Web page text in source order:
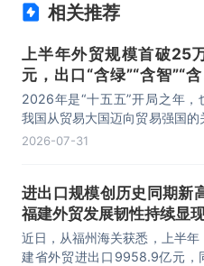
相关推荐
上半年外贸规模首破25
元，出口“含绿”“含智”“含
量稳步攀升
2026年是“十五五”开局之年，
我国从贸易大国迈向贸易强国的
时期。上半年，我国进出口规模
品为代表的高附加值产品出口占
著提升，成为外贸提质增效的核
擎，为加快建设贸易强国注入了
动力。
2026-07-31
进出口规模创历史同期新
福建外贸发展韧性持续显
近日，从福州海关获悉，上半年
建省外贸进出口9958.9亿元，